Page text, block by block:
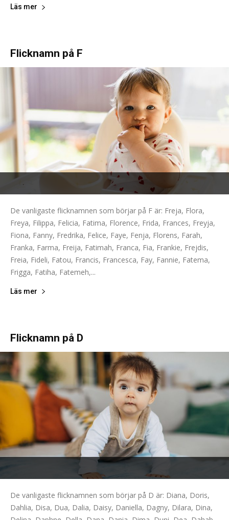
Läs mer
Flicknamn på F
De vanligaste flicknamnen som börjar på F är: Freja, Flora,
Freya, Filippa, Felicia, Fatima, Florence, Frida, Frances, Freyja,
Fiona, Fanny, Fredrika, Felice, Faye, Fenja, Florens, Farah,
Franka, Farma, Freija, Fatimah, Franca, Fia, Frankie, Frejdis,
Freia, Fideli, Fatou, Francis, Francesca, Fay, Fannie, Fatema,
Frigga, Fatiha, Fatemeh,...
Läs mer
Flicknamn på D
De vanligaste flicknamnen som börjar på D är: Diana, Doris,
Dahlia, Disa, Dua, Dalia, Daisy, Daniella, Dagny, Dilara, Dina,